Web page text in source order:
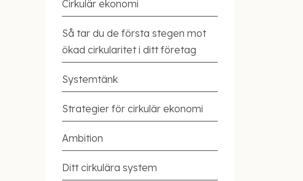
Cirkulär ekonomi
Så tar du de första stegen mot
ökad cirkularitet i ditt företag
Systemtänk
Strategier för cirkulär ekonomi
Ambition
Ditt cirkulära system